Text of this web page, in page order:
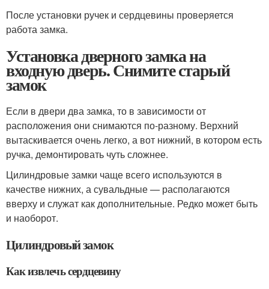
После установки ручек и сердцевины проверяется
работа замка.
Установка дверного замка на
входную дверь. Снимите старый
замок
Если в двери два замка, то в зависимости от
расположения они снимаются по-разному. Верхний
вытаскивается очень легко, а вот нижний, в котором есть
ручка, демонтировать чуть сложнее.
Цилиндровые замки чаще всего используются в
качестве нижних, а сувальдные — располагаются
вверху и служат как дополнительные. Редко может быть
и наоборот.
Цилиндровый замок
Как извлечь сердцевину